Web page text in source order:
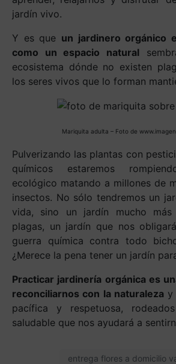
jardín vivo.
Y es que un jardinero orgánico
como un espacio natural
ecosistema dónde no existen
los seres vivos que lo forman
Mariquita adulta – Foto de
Pulverizando las plantas con
químicos estaremos
ecológico matando a millones de
insectos. No sólo tendremos un
vida, sino un jardín mucho
plagas, un jardín que nos
guerra química contra todo
¿Merece la pena tener un jardín
Practicar jardinería orgánica es
reconciliarnos con la naturalezay
pacífica y respetuosa,
saludable que nos ayudará a
entrega flores a domicilio